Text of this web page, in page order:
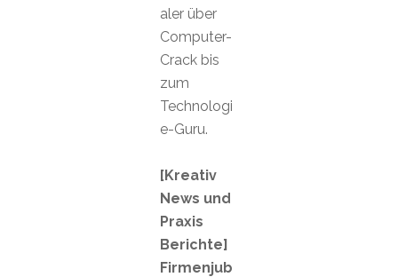
aler über
Computer-
Crack bis
zum
Technologi
e-Guru.
[Kreativ
News und
Praxis
Berichte]
Firmenjub